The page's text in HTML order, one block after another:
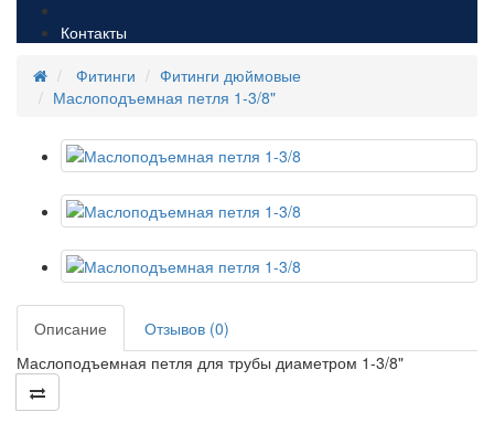
Контакты
Фитинги
Фитинги дюймовые
Маслоподъемная петля 1-3/8"
Описание
Отзывов (0)
Маслоподъемная петля для трубы диаметром 1-3/8"